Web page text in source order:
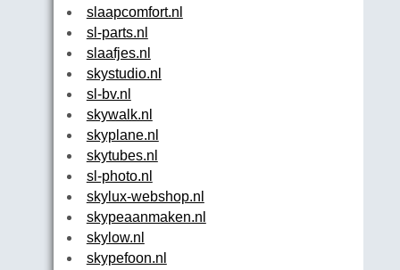
slaapcomfort.nl
sl-parts.nl
slaafjes.nl
skystudio.nl
sl-bv.nl
skywalk.nl
skyplane.nl
skytubes.nl
sl-photo.nl
skylux-webshop.nl
skypeaanmaken.nl
skylow.nl
skypefoon.nl